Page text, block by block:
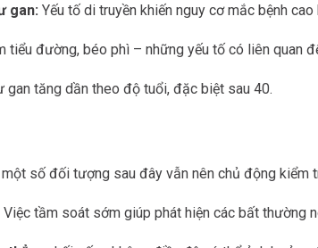
gan: Yếu tố di truyền khiến nguy cơ mắc bệnh
tiểu đường, béo phì – những yếu tố có liên quan
tăng dần theo độ tuổi, đặc biệt sau 40.
số đối tượng sau đây vẫn nên chủ động kiểm
Việc tầm soát sớm giúp phát hiện các bất thường